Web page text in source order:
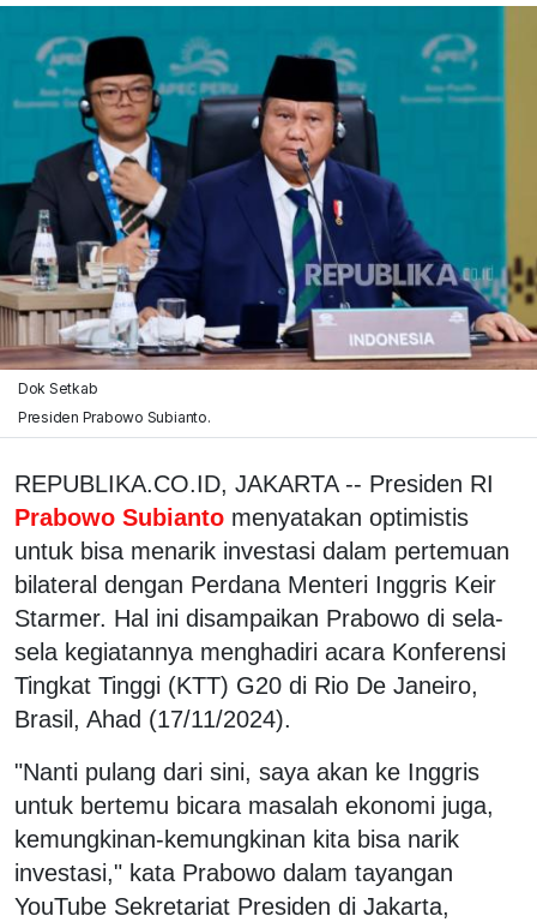
Dok Setkab
Presiden Prabowo Subianto.
REPUBLIKA.CO.ID, JAKARTA -- Presiden RI
Prabowo Subianto menyatakan optimistis
untuk bisa menarik investasi dalam pertemuan
bilateral dengan Perdana Menteri Inggris Keir
Starmer. Hal ini disampaikan Prabowo di sela-
sela kegiatannya menghadiri acara Konferensi
Tingkat Tinggi (KTT) G20 di Rio De Janeiro,
Brasil, Ahad (17/11/2024).
"Nanti pulang dari sini, saya akan ke Inggris
untuk bertemu bicara masalah ekonomi juga,
kemungkinan-kemungkinan kita bisa narik
investasi," kata Prabowo dalam tayangan
YouTube Sekretariat Presiden di Jakarta,